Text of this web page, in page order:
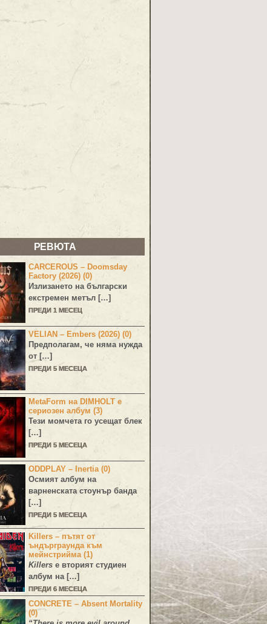
РЕВЮТА
CARCEROUS – Doomsday
Factory (2026) (0)
Излизането на български
екстремен метъл […]
ПРЕДИ 1 МЕСЕЦ
VELIAN – Embers (2026) (0)
Предполагам, че няма нужда
от […]
ПРЕДИ 5 МЕСЕЦА
MetaForm на DIMHOLT е
сериозен албум (3)
Тези момчета го усещат блек
[…]
ПРЕДИ 5 МЕСЕЦА
ODDPLAY – Inertia (0)
Осмият албум на
варненската стоунър банда
[…]
ПРЕДИ 5 МЕСЕЦА
Killers – пътят от
ъндърграунда към
мейнстрийма (1)
Killers е вторият студиен
албум на […]
ПРЕДИ 6 МЕСЕЦА
CONCRETE – Absent Mortality
(0)